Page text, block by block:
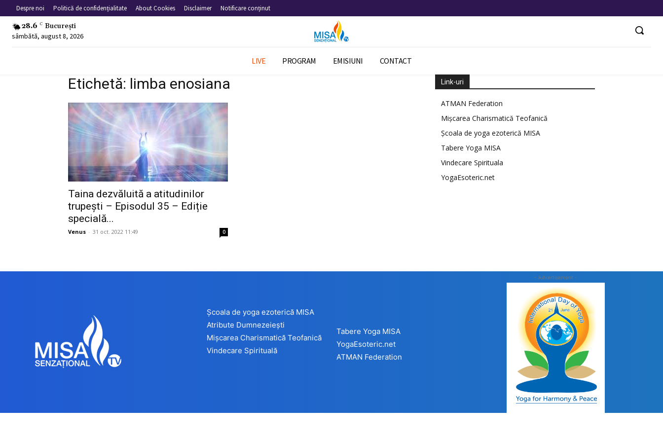
Despre noi Politică de confidențialitate About Cookies Disclaimer Notificare conținut
28.6 C București
sâmbătă, august 8, 2026
LIVE PROGRAM EMISIUNI CONTACT
Etichetă: limba enosiana
Taina dezvăluită a atitudinilor
trupești – Episodul 35 – Ediție
specială...
Venus - 31 oct. 2022 11:49 0
Link-uri
ATMAN Federation
Mișcarea Charismatică Teofanică
Școala de yoga ezoterică MISA
Tabere Yoga MISA
Vindecare Spirituala
YogaEsoteric.net
Școala de yoga ezoterică MISA
Atribute Dumnezeiești
Mișcarea Charismatică Teofanică
Vindecare Spirituală
Tabere Yoga MISA
YogaEsoteric.net
ATMAN Federation
- Advertisement -